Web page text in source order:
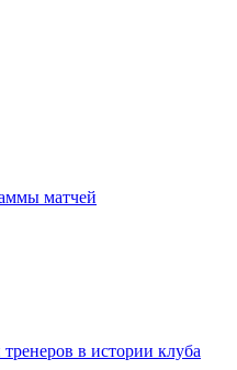
матчей
в истории клуба